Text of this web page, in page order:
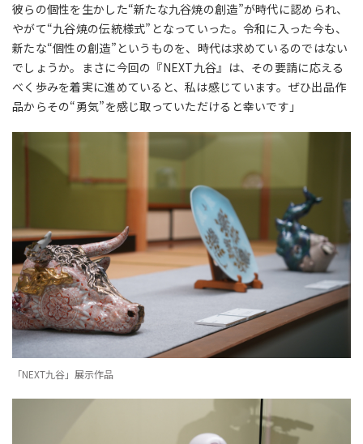
彼らの個性を生かした“新たな九谷焼の創造”が時代に認められ、
やがて“九谷焼の伝統様式”となっていった。令和に入った今も、
新たな“個性の創造”というものを、時代は求めているのではない
でしょうか。まさに今回の『NEXT九谷』は、その要請に応える
べく歩みを着実に進めていると、私は感じています。ぜひ出品作
品からその“勇気”を感じ取っていただけると幸いです」
「NEXT九谷」展示作品